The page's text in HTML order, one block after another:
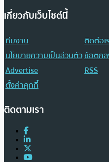
เกี่ยวกับเว็บไซต์นี้
ทีมงาน
ติดต่อเ
นโยบายความเป็นส่วนตัวข้อตกล
Advertise
RSS
ตั้งค่าคุกกี้
ติดตามเรา